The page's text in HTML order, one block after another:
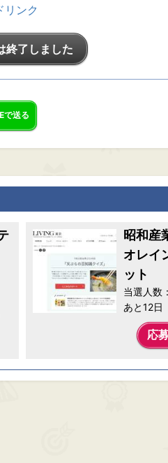
リンク
終了しました
で送る
昭和産
オレイ
ット
当選人数
あと12日
応